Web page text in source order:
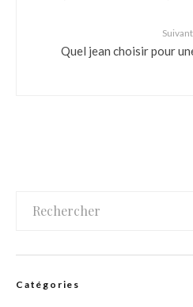
Suivant
Quel jean choisir pour
Catégories